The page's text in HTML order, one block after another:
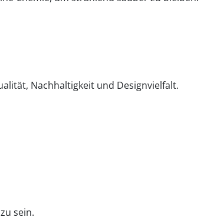
Nachhaltigkeit und Designvielfalt.
sein.